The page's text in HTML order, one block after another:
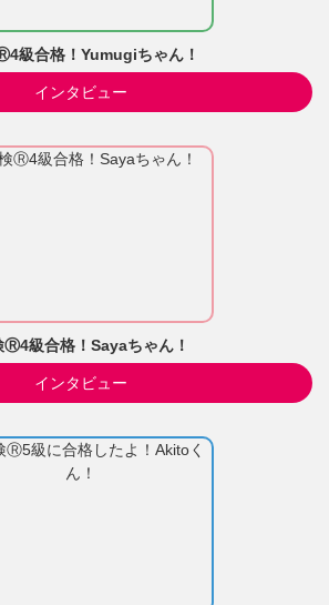
級合格！Yumugiちゃん！
インタビュー
Ⓡ4級合格！Sayaちゃん！
インタビュー